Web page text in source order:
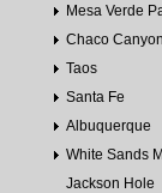
Mesa Verde
Chaco Canyon
Taos
Santa Fe
Albuquerque
White Sands
Jackson Hole